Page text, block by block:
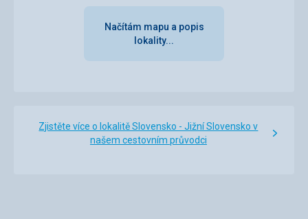
Načítám mapu a popis
lokality...
Zjistěte více o lokalitě Slovensko - Jižní Slovensko v
našem cestovním průvodci